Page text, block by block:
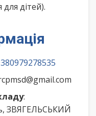
дітей).
:
ЗВЯГЕЛЬСЬКИЙ